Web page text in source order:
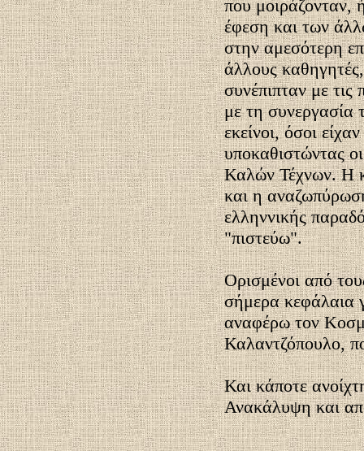
που μοιράζονταν,
έφεση και των
στην αμεσότερη
άλλους
συνέπιπταν με
με τη συνεργασία
εκείνοι, όσοι
υποκαθιστώντας
Καλών Τέχνων. Η
και η
ελληννικής
"πιστεύω".
Ορισμένοι από
σήμερα κεφάλαια
αναφέρω τον
Καλαντζόπουλο,
Και κάποτε
Ανακάλυψη και